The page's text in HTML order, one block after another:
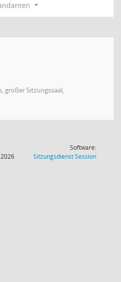
großer Sitzungssaal,
Software:
SitzungsdienstSession(Wird in